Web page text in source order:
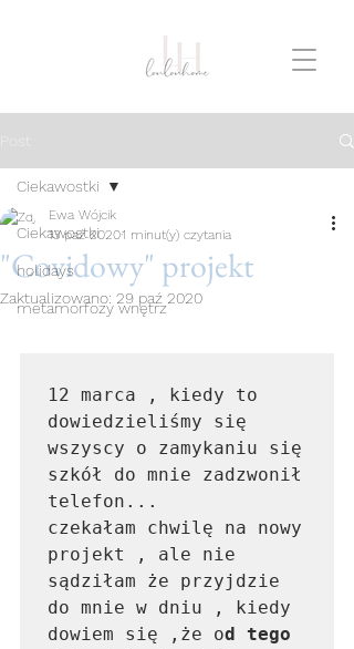
Ciekawostki
holidays
metamorfozy wnętrz
Ciekawostki
"Covidowy" projekt
Ewa Wójcik
13 paź 20201 minut(y) czytania
Zaktualizowano: 29 paź 2020
12 marca , kiedy to
dowiedzieliśmy się
wszyscy o zamykaniu się
szkół do mnie zadzwonił
telefon...
czekałam chwilę na nowy
projekt , ale nie
sądziłam że przyjdzie
do mnie w dniu , kiedy
dowiem się ,że od tego